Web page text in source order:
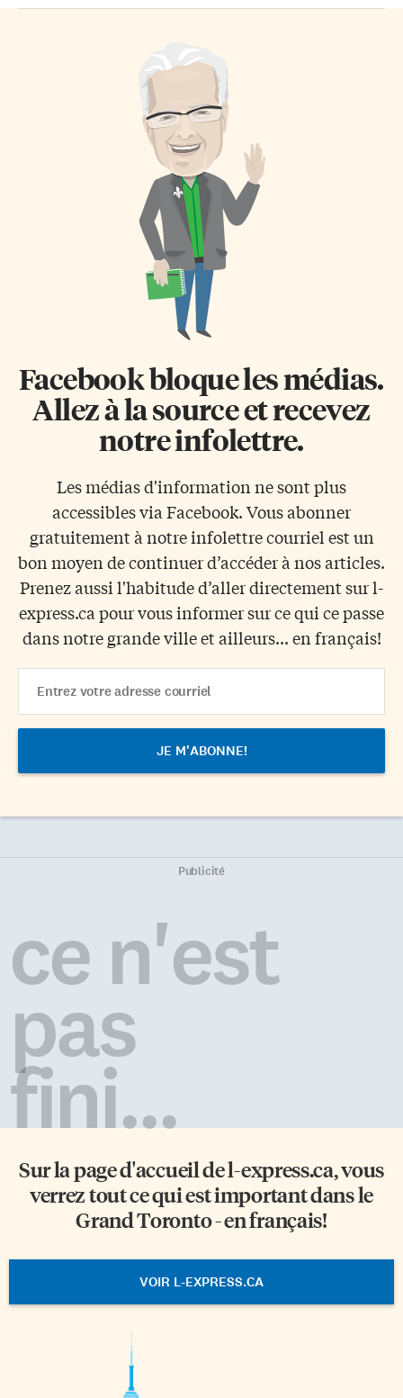
Facebook bloque les médias.
Allez à la source et recevez
notre infolettre.
Les médias d'information ne sont plus
accessibles via Facebook. Vous abonner
gratuitement à notre infolettre courriel est un
bon moyen de continuer d’accéder à nos articles.
Prenez aussi l'habitude d’aller directement sur l-
express.ca pour vous informer sur ce qui ce passe
dans notre grande ville et ailleurs... en français!
Address
Publicité
ce n'est
pas
fini...
Sur la page d'accueil del-express.ca, vous
verrez tout ce qui est important dans le
Grand Toronto - en français!
VOIR L-EXPRESS.CA